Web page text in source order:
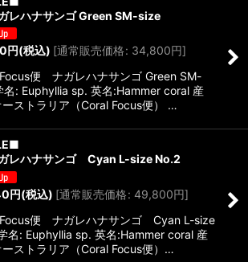
レハナサンゴ Green SM-size
円(税込) [通常販売価格: 34,800円]
便 ナガレハナサンゴ Green SM-
名: Euphyllia sp. 英名:Hammer coral 産
ーストラリア（Coral Focus便） …
レハナサンゴ Cyan L-size No.2
円(税込) [通常販売価格: 49,800円]
便 ナガレハナサンゴ Cyan L-size
名: Euphyllia sp. 英名:Hammer coral 産
ーストラリア（Coral Focus便）…